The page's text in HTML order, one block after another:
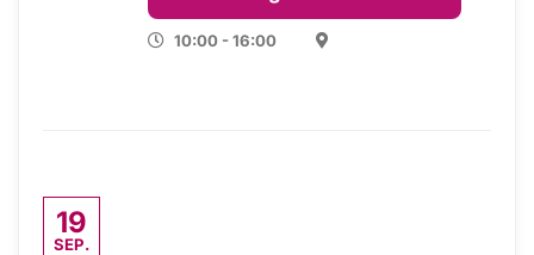
10:00 - 16:00
19
SEP.